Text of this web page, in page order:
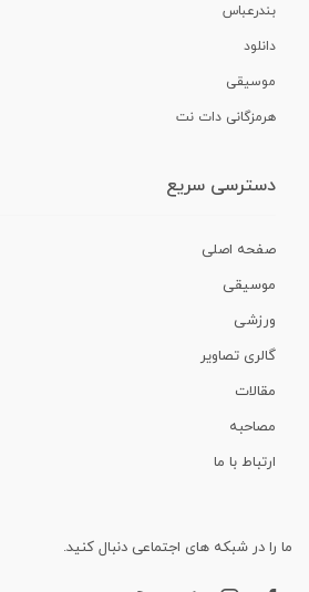
بندرعباس
دانلود
موسیقی
هرمزگانی دات نت
دسترسی سریع
صفحه اصلی
موسیقی
ورزشی
گالری تصاویر
مقالات
مصاحبه
ارتباط با ما
ما را در شبکه های اجتماعی دنبال کنید.